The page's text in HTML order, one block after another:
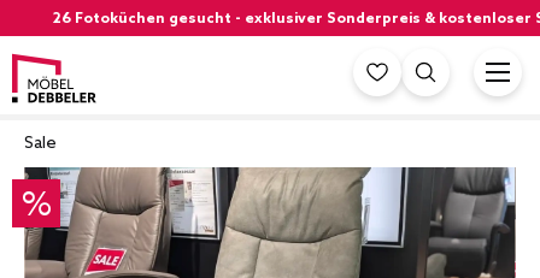
26 Fotoküchen gesucht - exklusiver Sonderpreis & kostenloser
Sale
%